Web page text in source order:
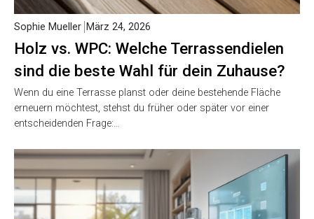
Holz vs. WPC: Welche Terrassendielen
sind die beste Wahl für dein Zuhause?
Sophie Mueller März 24, 2026
Wenn du eine Terrasse planst oder deine bestehende Fläche
erneuern möchtest, stehst du früher oder später vor einer
entscheidenden Frage:…